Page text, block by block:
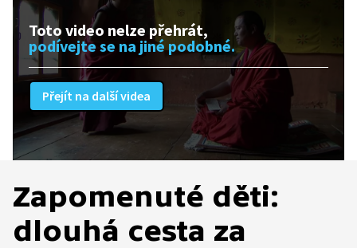
Toto video nelze přehrát,
podívejte se na jiné podobné.
Přejít na další videa
Zapomenuté děti:
dlouhá cesta za